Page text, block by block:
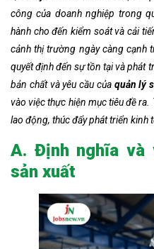
công của doanh nghiệp trong
hành cho đến kiểm soát và cải
cảnh thị trường ngày càng cạnh
quyết định đến sự tồn tại và phát
bản chất và yêu cầu của quản lý
vào việc thực hiện mục tiêu đề
lao động, thúc đẩy phát triển kinh
A. Định nghĩa và
sản xuất